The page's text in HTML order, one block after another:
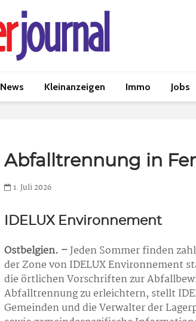
News Kleinanzeigen Immo Jobs
Abfalltrennung in
1. Juli 2026
IDELUX Environnement
Ostbelgien. –Jeden Sommer finden
der Zone von IDELUX Environnement
die örtlichen Vorschriften zur
Abfalltrennung zu erleichtern, stellt
Gemeinden und die Verwalter der